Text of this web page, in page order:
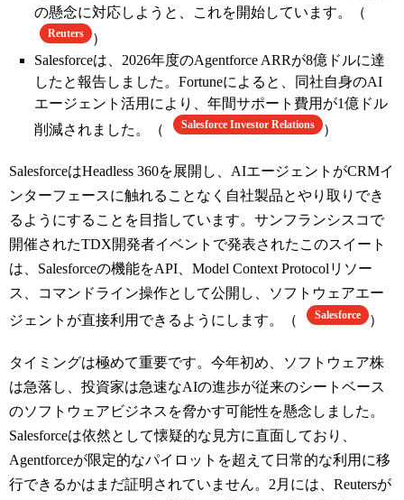
の懸念に対応しようと、これを開始しています。（
Reuters
）
Salesforceは、2026年度のAgentforce ARRが8億ドルに達
したと報告しました。Fortuneによると、同社自身のAI
エージェント活用により、年間サポート費用が1億ドル
削減されました。（
Salesforce Investor Relations ）
SalesforceはHeadless 360を展開し、AIエージェントがCRMイ
ンターフェースに触れることなく自社製品とやり取りでき
るようにすることを目指しています。サンフランシスコで
開催されたTDX開発者イベントで発表されたこのスイート
は、Salesforceの機能をAPI、Model Context Protocolリソー
ス、コマンドライン操作として公開し、ソフトウェアエー
ジェントが直接利用できるようにします。（
Salesforce ）
タイミングは極めて重要です。今年初め、ソフトウェア株
は急落し、投資家は急速なAIの進歩が従来のシートベース
のソフトウェアビジネスを脅かす可能性を懸念しました。
Salesforceは依然として懐疑的な見方に直面しており、
Agentforceが限定的なパイロットを超えて日常的な利用に移
行できるかはまだ証明されていません。2月には、Reutersが